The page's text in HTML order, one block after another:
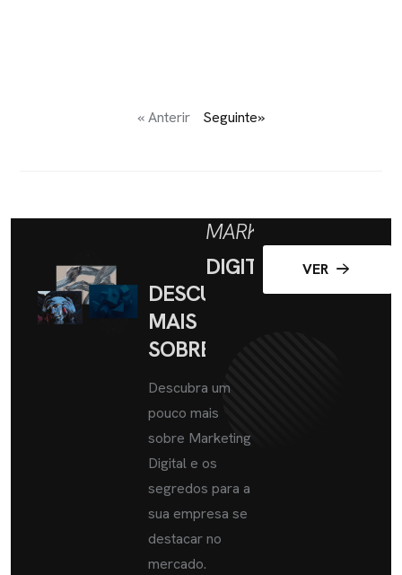
« Anterir Seguinte»
DESCUBRA
MAIS
SOBRE
MARKETING
DIGITAL
Descubra um
pouco mais
sobre Marketing
Digital e os
segredos para a
sua empresa se
destacar no
mercado.
VER